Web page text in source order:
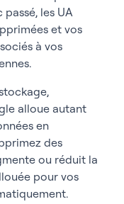
les UA
et vos
à vos
alloue autant
en
des
ou réduit la
pour vos